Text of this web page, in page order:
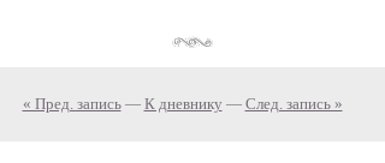
« Пред. запись— К дневнику — След. запись »